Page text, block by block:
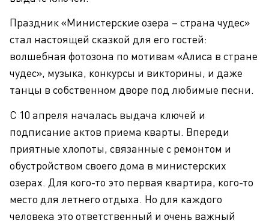
Праздник «Министерские озера – страна чудес»
стал настоящей сказкой для его гостей:
волшебная фотозона по мотивам «Алиса в стране
чудес», музыка, конкурсы и викторины, и даже
танцы в собственном дворе под любимые песни.
С 10 апреля началась выдача ключей и
подписание актов приема кварты. Впереди
приятные хлопоты, связанные с ремонтом и
обустройством своего дома в министерских
озерах. Для кого-то это первая квартира, кого-то
место для летнего отдыха. Но для каждого
человека это ответственный и очень важный